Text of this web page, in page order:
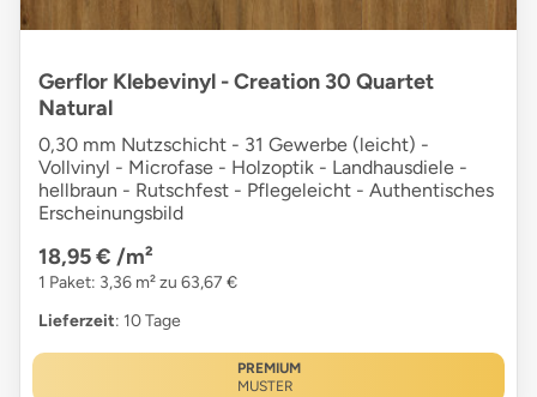
Gerflor Klebevinyl - Creation 30 Quartet
Natural
0,30 mm Nutzschicht - 31 Gewerbe (leicht) -
Vollvinyl - Microfase - Holzoptik - Landhausdiele -
hellbraun - Rutschfest - Pflegeleicht - Authentisches
Erscheinungsbild
18,95 € /m²
1 Paket: 3,36 m² zu 63,67 €
Lieferzeit: 10 Tage
PREMIUM
MUSTER